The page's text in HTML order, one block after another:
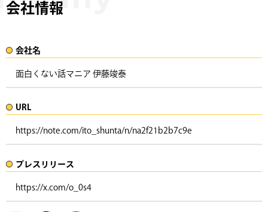
会社情報
会社名​
面白くない話マニア 伊藤竣泰
URL
https://note.com/ito_shunta/n/na2f21b2b7c9e
プレスリリース​​​
https://x.com/o_0s4